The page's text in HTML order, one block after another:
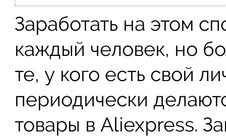
Заработать на этом
каждый человек, но
те, у кого есть свой
периодически
товары в Aliexpress.